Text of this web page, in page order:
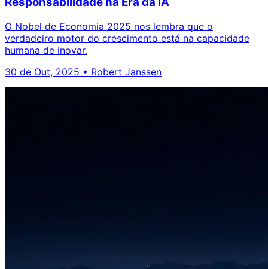
O Nobel de Economia 2025 nos lembra que o
verdadeiro motor do crescimento está na capacidade
humana de inovar.
30 de Out, 2025 • Robert Janssen